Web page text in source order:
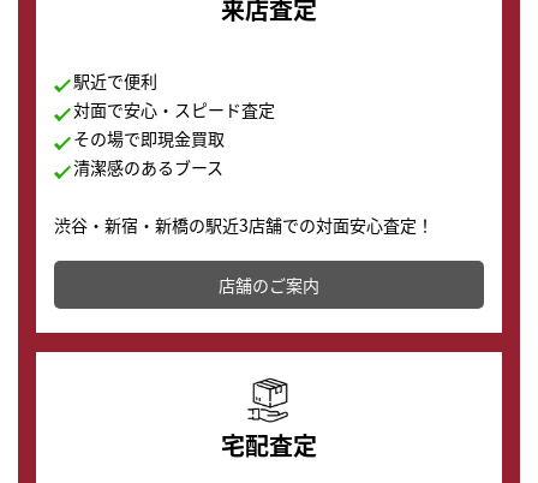
来店査定
駅近で便利
対面で安心・スピード査定
その場で即現金買取
清潔感のあるブース
渋谷・新宿・新橋の駅近3店舗での対面安心査定！
その場で現金買取致します。渋谷本店では、時計販売の
店舗を併設しており、下取りに出してお得に新しい時計
の購入もできます♪
店舗のご案内
宅配査定